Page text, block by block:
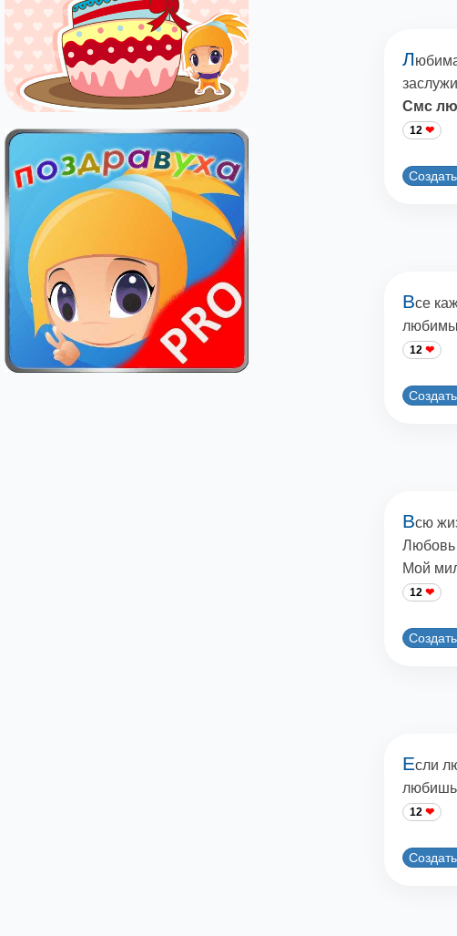
Л
Смс
12
Все
12
Всю
Любовь
Мой
12
Если
12